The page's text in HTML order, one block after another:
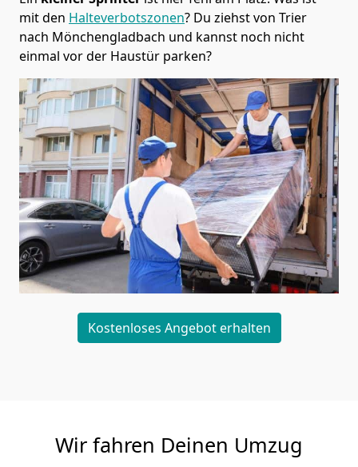
mit den Halteverbotszonen? Du ziehst von Trier
nach Mönchen­gladbach und kannst noch nicht
einmal vor der Haustür parken?
Kostenloses Angebot erhalten
Wir fahren Deinen Umzug